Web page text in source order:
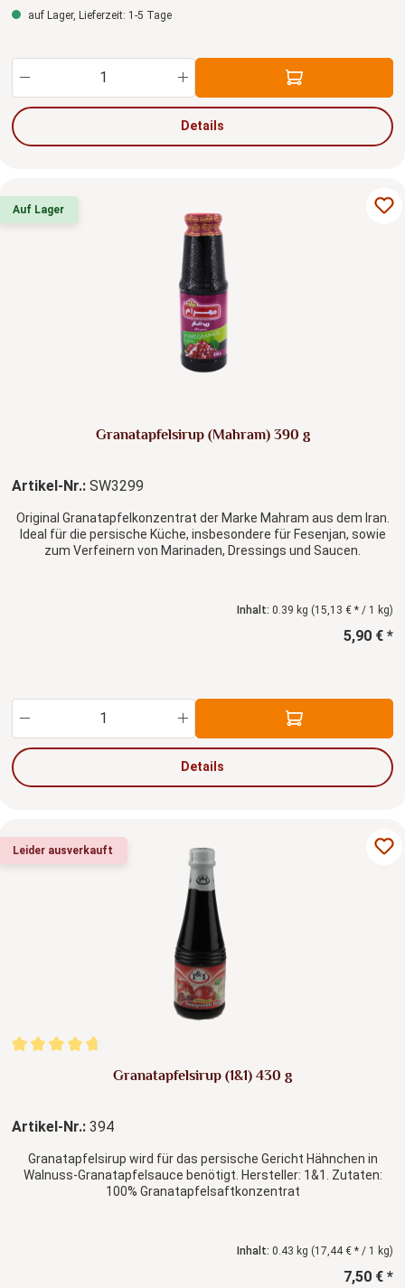
auf Lager, Lieferzeit: 1-5 Tage
Produkt Anzahl: Gib den gewünschten Wert
Details
Auf Lager
Granatapfelsirup (Mahram) 390 g
Artikel-Nr.: SW3299
Original Granatapfelkonzentrat der Marke Mahram aus dem Iran.
Ideal für die persische Küche, insbesondere für Fesenjan, sowie
zum Verfeinern von Marinaden, Dressings und Saucen.
Inhalt: 0.39 kg (15,13 € * / 1 kg)
5,90 € *
Produkt Anzahl: Gib den gewünschten Wert
Details
Leider ausverkauft
Durchschnittliche Bewertung von 4.69 von 5 Sternen
Granatapfelsirup (1&1) 430 g
Artikel-Nr.: 394
Granatapfelsirup wird für das persische Gericht Hähnchen in
Walnuss-Granatapfelsauce benötigt. Hersteller: 1&1. Zutaten:
100% Granatapfelsaftkonzentrat
Inhalt: 0.43 kg (17,44 € * / 1 kg)
7,50 € *